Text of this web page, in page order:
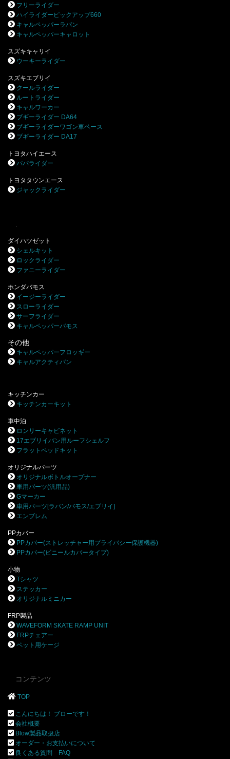
フリーライダー
ハイライダーピックアップ660
キャルペッパーラパン
キャルペッパーキャロット
スズキキャリイ
ウーキーライダー
スズキエブリイ
クールライダー
ルートライダー
キャルワーカー
ブギーライダー DA64
ブギーライダーワゴン車ベース
ブギーライダー DA17
トヨタハイエース
パパライダー
トヨタタウンエース
ジャックライダー
ダイハツゼット
シェルキット
ロックライダー
ファニーライダー
ホンダバモス
イージーライダー
スローライダー
サーフライダー
キャルペッパーバモス
その他
キャルペッパーフロッギー
キャルアクティバン
キッチンカー
キッチンカーキット
車中泊
ロンリーキャビネット
17エブリイバン用ルーフシェルフ
フラットベッドキット
オリジナルパーツ
オリジナルボトルオープナー
車用パーツ(汎用品)
Gマーカー
車用パーツ[ラパン/バモス/エブリイ]
エンブレム
PPカバー
PPカバー(ストレッチャー用プライバシー保護機器)
PPカバー(ビニールカバータイプ)
小物
Tシャツ
ステッカー
オリジナルミニカー
FRP製品
WAVEFORM SKATE RAMP UNIT
FRPチェアー
ペット用ケージ
コンテンツ
TOP
こんにちは！ ブローです！
会社概要
Blow製品取扱店
オーダー・お支払いについて
良くある質問 FAQ